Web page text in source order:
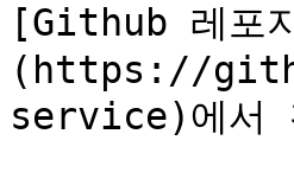
[Github 레포
(https://
service)에서